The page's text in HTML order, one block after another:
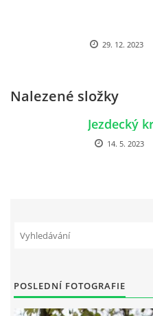
29. 12. 2023
Nalezené složky
Jezdecký
14. 5. 2023
POSLEDNÍ FOTOGRAFIE